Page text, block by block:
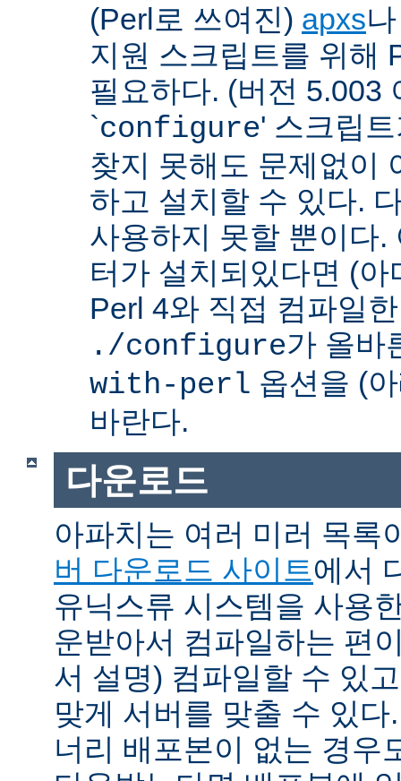
(Perl로 쓰여진) apxs
지원 스크립트를 위해
필요하다. (버전 5.003
`configure' 스크립
찾지 못해도 문제없이
하고 설치할 수 있다.
사용하지 못할 뿐이다.
터가 설치되있다면 (
Perl 4와 직접 컴파일
./configure가 올바
with-perl 옵션을 (
바란다.
다운로드
아파치는 여러 미러 목록
버 다운로드 사이트에서
유닉스류 시스템을 사용
운받아서 컴파일하는 편
서 설명) 컴파일할 수 있
맞게 서버를 맞출 수 있
너리 배포본이 없는 경우